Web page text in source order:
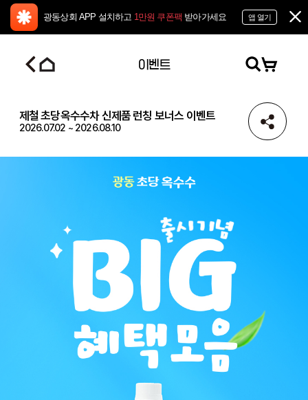
광동상회 APP 설치하고 1만원 쿠폰팩 받아가세요 앱 열기
이벤트
제철 초당옥수수차 신제품 런칭 보너스 이벤트
2026.07.02 ~ 2026.08.10